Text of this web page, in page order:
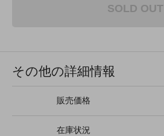
SOLD OUT
その他の詳細情報
販売価格
在庫状況